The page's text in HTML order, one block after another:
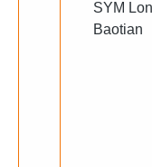
ABS
EURO